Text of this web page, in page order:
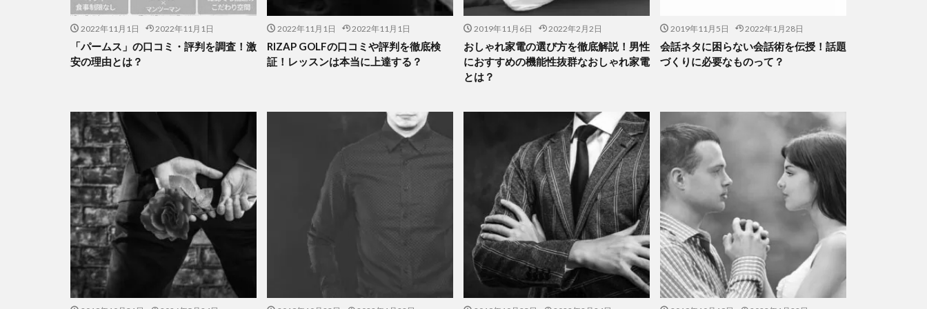
2022年11月1日 2022年11月1日
「パームス」の口コミ・評判を調査！激
安の理由とは？
2022年11月1日 2022年11月1日
RIZAP GOLFの口コミや評判を徹底検
証！レッスンは本当に上達する？
2019年11月6日 2022年2月2日
おしゃれ家電の選び方を徹底解説！男性
におすすめの機能性抜群なおしゃれ家電
とは？
2019年11月5日 2022年1月28日
会話ネタに困らない会話術を伝授！話題
づくりに必要なものって？